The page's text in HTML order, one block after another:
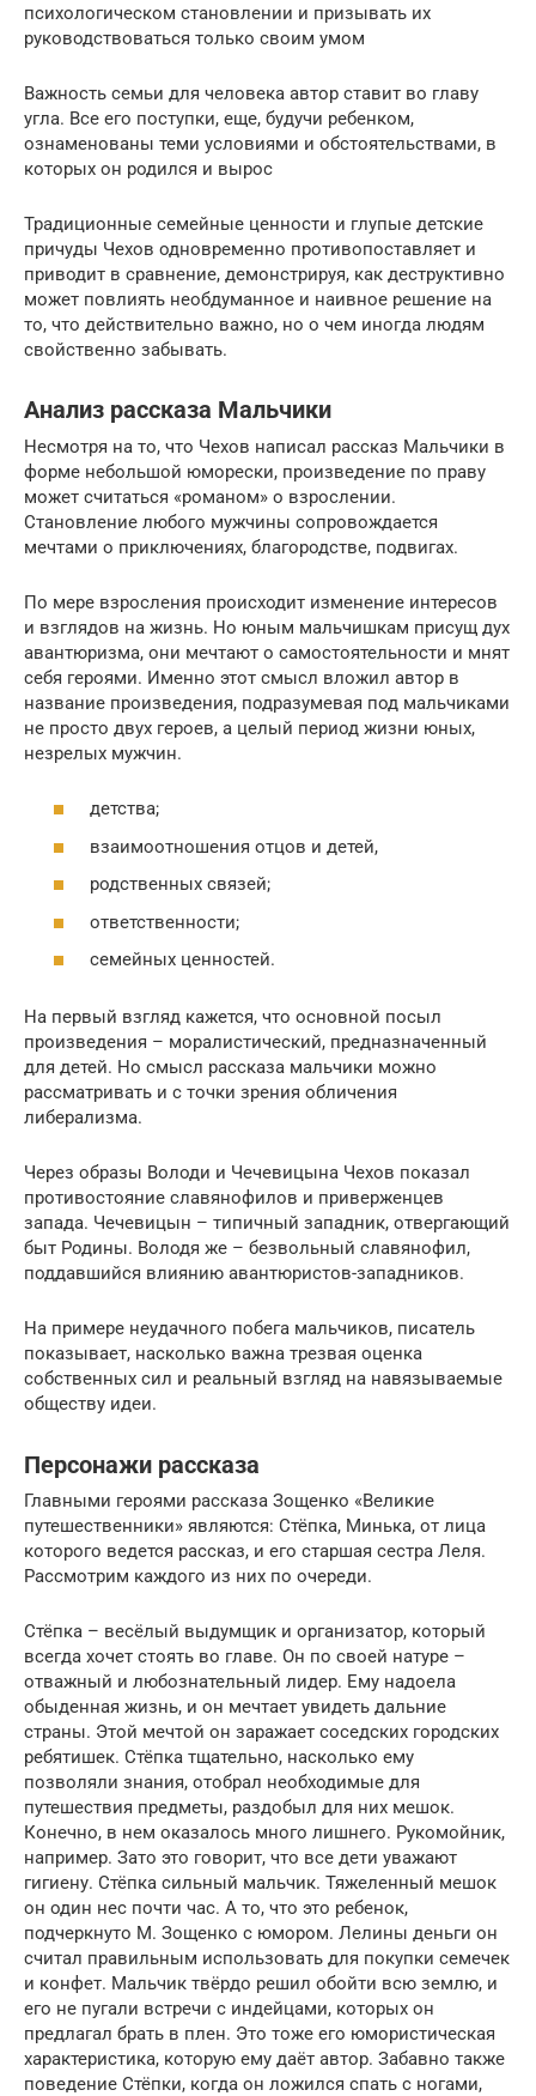
психологическом становлении и призывать их
руководствоваться только своим умом
Важность семьи для человека автор ставит во главу
угла. Все его поступки, еще, будучи ребенком,
ознаменованы теми условиями и обстоятельствами, в
которых он родился и вырос
Традиционные семейные ценности и глупые детские
причуды Чехов одновременно противопоставляет и
приводит в сравнение, демонстрируя, как деструктивно
может повлиять необдуманное и наивное решение на
то, что действительно важно, но о чем иногда людям
свойственно забывать.
Анализ рассказа Мальчики
Несмотря на то, что Чехов написал рассказ Мальчики в
форме небольшой юморески, произведение по праву
может считаться «романом» о взрослении.
Становление любого мужчины сопровождается
мечтами о приключениях, благородстве, подвигах.
По мере взросления происходит изменение интересов
и взглядов на жизнь. Но юным мальчишкам присущ дух
авантюризма, они мечтают о самостоятельности и мнят
себя героями. Именно этот смысл вложил автор в
название произведения, подразумевая под мальчиками
не просто двух героев, а целый период жизни юных,
незрелых мужчин.
детства;
взаимоотношения отцов и детей,
родственных связей;
ответственности;
семейных ценностей.
На первый взгляд кажется, что основной посыл
произведения – моралистический, предназначенный
для детей. Но смысл рассказа мальчики можно
рассматривать и с точки зрения обличения
либерализма.
Через образы Володи и Чечевицына Чехов показал
противостояние славянофилов и приверженцев
запада. Чечевицын – типичный западник, отвергающий
быт Родины. Володя же – безвольный славянофил,
поддавшийся влиянию авантюристов-западников.
На примере неудачного побега мальчиков, писатель
показывает, насколько важна трезвая оценка
собственных сил и реальный взгляд на навязываемые
обществу идеи.
Персонажи рассказа
Главными героями рассказа Зощенко «Великие
путешественники» являются: Стёпка, Минька, от лица
которого ведется рассказ, и его старшая сестра Леля.
Рассмотрим каждого из них по очереди.
Стёпка – весёлый выдумщик и организатор, который
всегда хочет стоять во главе. Он по своей натуре –
отважный и любознательный лидер. Ему надоела
обыденная жизнь, и он мечтает увидеть дальние
страны. Этой мечтой он заражает соседских городских
ребятишек. Стёпка тщательно, насколько ему
позволяли знания, отобрал необходимые для
путешествия предметы, раздобыл для них мешок.
Конечно, в нем оказалось много лишнего. Рукомойник,
например. Зато это говорит, что все дети уважают
гигиену. Стёпка сильный мальчик. Тяжеленный мешок
он один нес почти час. А то, что это ребенок,
подчеркнуто М. Зощенко с юмором. Лелины деньги он
считал правильным использовать для покупки семечек
и конфет. Мальчик твёрдо решил обойти всю землю, и
его не пугали встречи с индейцами, которых он
предлагал брать в плен. Это тоже его юмористическая
характеристика, которую ему даёт автор. Забавно также
поведение Стёпки, когда он ложился спать с ногами,